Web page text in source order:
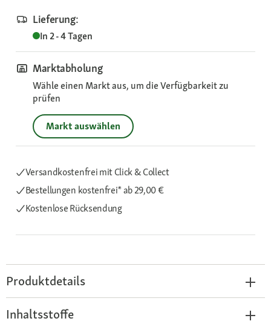
Lieferung:
In 2 - 4 Tagen
Marktabholung
Wähle einen Markt aus, um die Verfügbarkeit zu
prüfen
Markt auswählen
Versandkostenfrei mit Click & Collect
Bestellungen kostenfrei*ab 29,00 €
Kostenlose Rücksendung
Produktdetails
Inhaltsstoffe